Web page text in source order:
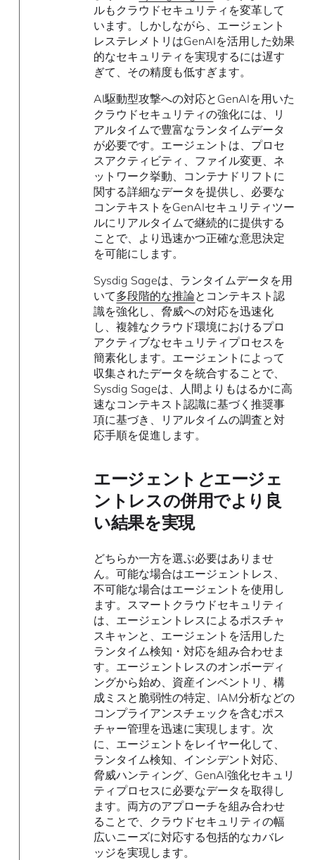
ルもクラウドセキュリティを変革して
います。しかしながら、エージェント
レステレメトリはGenAIを活用した効果
的なセキュリティを実現するには遅す
ぎて、その精度も低すぎます。
AI駆動型攻撃への対応とGenAIを用いた
クラウドセキュリティの強化には、リ
アルタイムで豊富なランタイムデータ
が必要です。エージェントは、プロセ
スアクティビティ、ファイル変更、ネ
ットワーク挙動、コンテナドリフトに
関する詳細なデータを提供し、必要な
コンテキストをGenAIセキュリティツー
ルにリアルタイムで継続的に提供する
ことで、より迅速かつ正確な意思決定
を可能にします。
Sysdig Sageは、ランタイムデータを用
いて多段階的な推論とコンテキスト認
識を強化し、脅威への対応を迅速化
し、複雑なクラウド環境におけるプロ
アクティブなセキュリティプロセスを
簡素化します。エージェントによって
収集されたデータを統合することで、
Sysdig Sageは、人間よりもはるかに高
速なコンテキスト認識に基づく推奨事
項に基づき、リアルタイムの調査と対
応手順を促進します。
エージェント とエージェ
ントレスの併用でより良
い結果を実現
どちらか一方を選ぶ必要はありませ
ん。可能な場合はエージェントレス、
不可能な場合はエージェントを使用し
ます。スマートクラウドセキュリティ
は、エージェントレスによるポスチャ
スキャンと、エージェントを活用した
ランタイム検知・対応を組み合わせま
す。エージェントレスのオンボーディ
ングから始め、資産インベントリ、構
成ミスと脆弱性の特定、IAM分析などの
コンプライアンスチェックを含むポス
チャー管理を迅速に実現します。次
に、エージェントをレイヤー化して、
ランタイム検知、インシデント対応、
脅威ハンティング、GenAI強化セキュリ
ティプロセスに必要なデータを取得し
ます。両方のアプローチを組み合わせ
ることで、クラウドセキュリティの幅
広いニーズに対応する包括的なカバレ
ッジを実現します。